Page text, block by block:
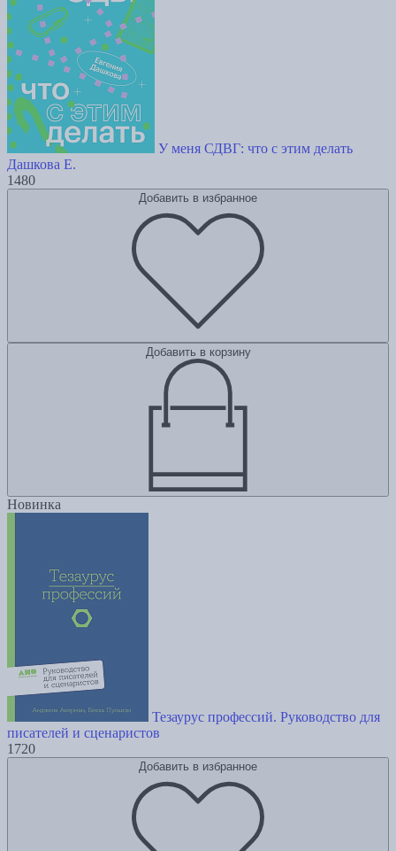
У меня СДВГ: что с этим делать
Дашкова Е.
1480
Добавить в избранное
Добавить в корзину
Новинка
Тезаурус профессий. Руководство для
писателей и сценаристов
1720
Добавить в избранное